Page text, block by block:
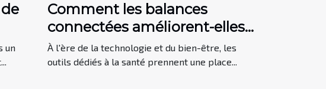
un
Comment les balances
connectées améliorent-elles
le suivi de la santé en 2025 ?
À l'ère de la technologie et du bien-être, les
outils dédiés à la santé prennent une place...